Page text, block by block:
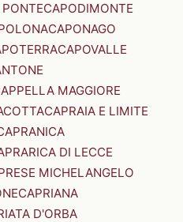
CAPODIMONTE
CAPONAGO
CAPOVALLE
MAGGIORE
CAPRAIA E LIMITE
DI LECCE
MICHELANGELO
CAPRIANA
D'ORBA